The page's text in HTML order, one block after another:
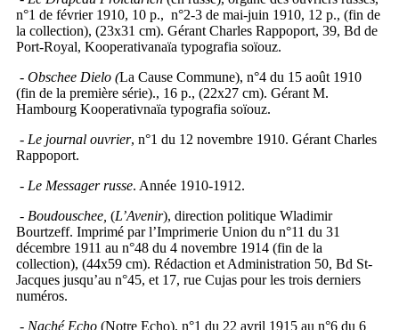
n°1 de février 1910, 10 p., n°2-3 de mai-juin 1910, 12 p., (fin de
la collection), (23x31 cm). Gérant Charles Rappoport, 39, Bd de
Port-Royal, Kooperativanaïa typografia soïouz.
- Obschee Dielo (La Cause Commune), n°4 du 15 août 1910
(fin de la première série)., 16 p., (22x27 cm). Gérant M.
Hambourg Kooperativnaïa typografia soïouz.
- Le journal ouvrier, n°1 du 12 novembre 1910. Gérant Charles
Rappoport.
- Le Messager russe. Année 1910-1912.
- Boudouschee, (L’Avenir), direction politique Wladimir
Bourtzeff. Imprimé par l’Imprimerie Union du n°11 du 31
décembre 1911 au n°48 du 4 novembre 1914 (fin de la
collection), (44x59 cm). Rédaction et Administration 50, Bd St-
Jacques jusqu’au n°45, et 17, rue Cujas pour les trois derniers
numéros.
- Naché Echo (Notre Echo), n°1 du 22 avril 1915 au n°6 du 6